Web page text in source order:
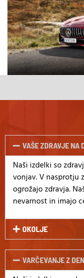
VAŠE ZDRAVJE NA
Naši izdelki so
vonjav. V nasprotju
ogrožajo zdravja.
nevarnost in imajo
OKOLJE
VARČEVANJE Z